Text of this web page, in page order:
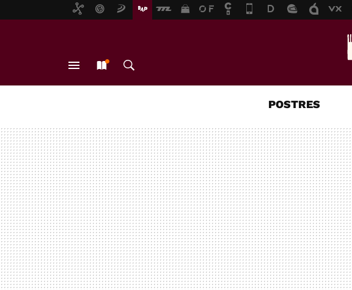
POSTRES